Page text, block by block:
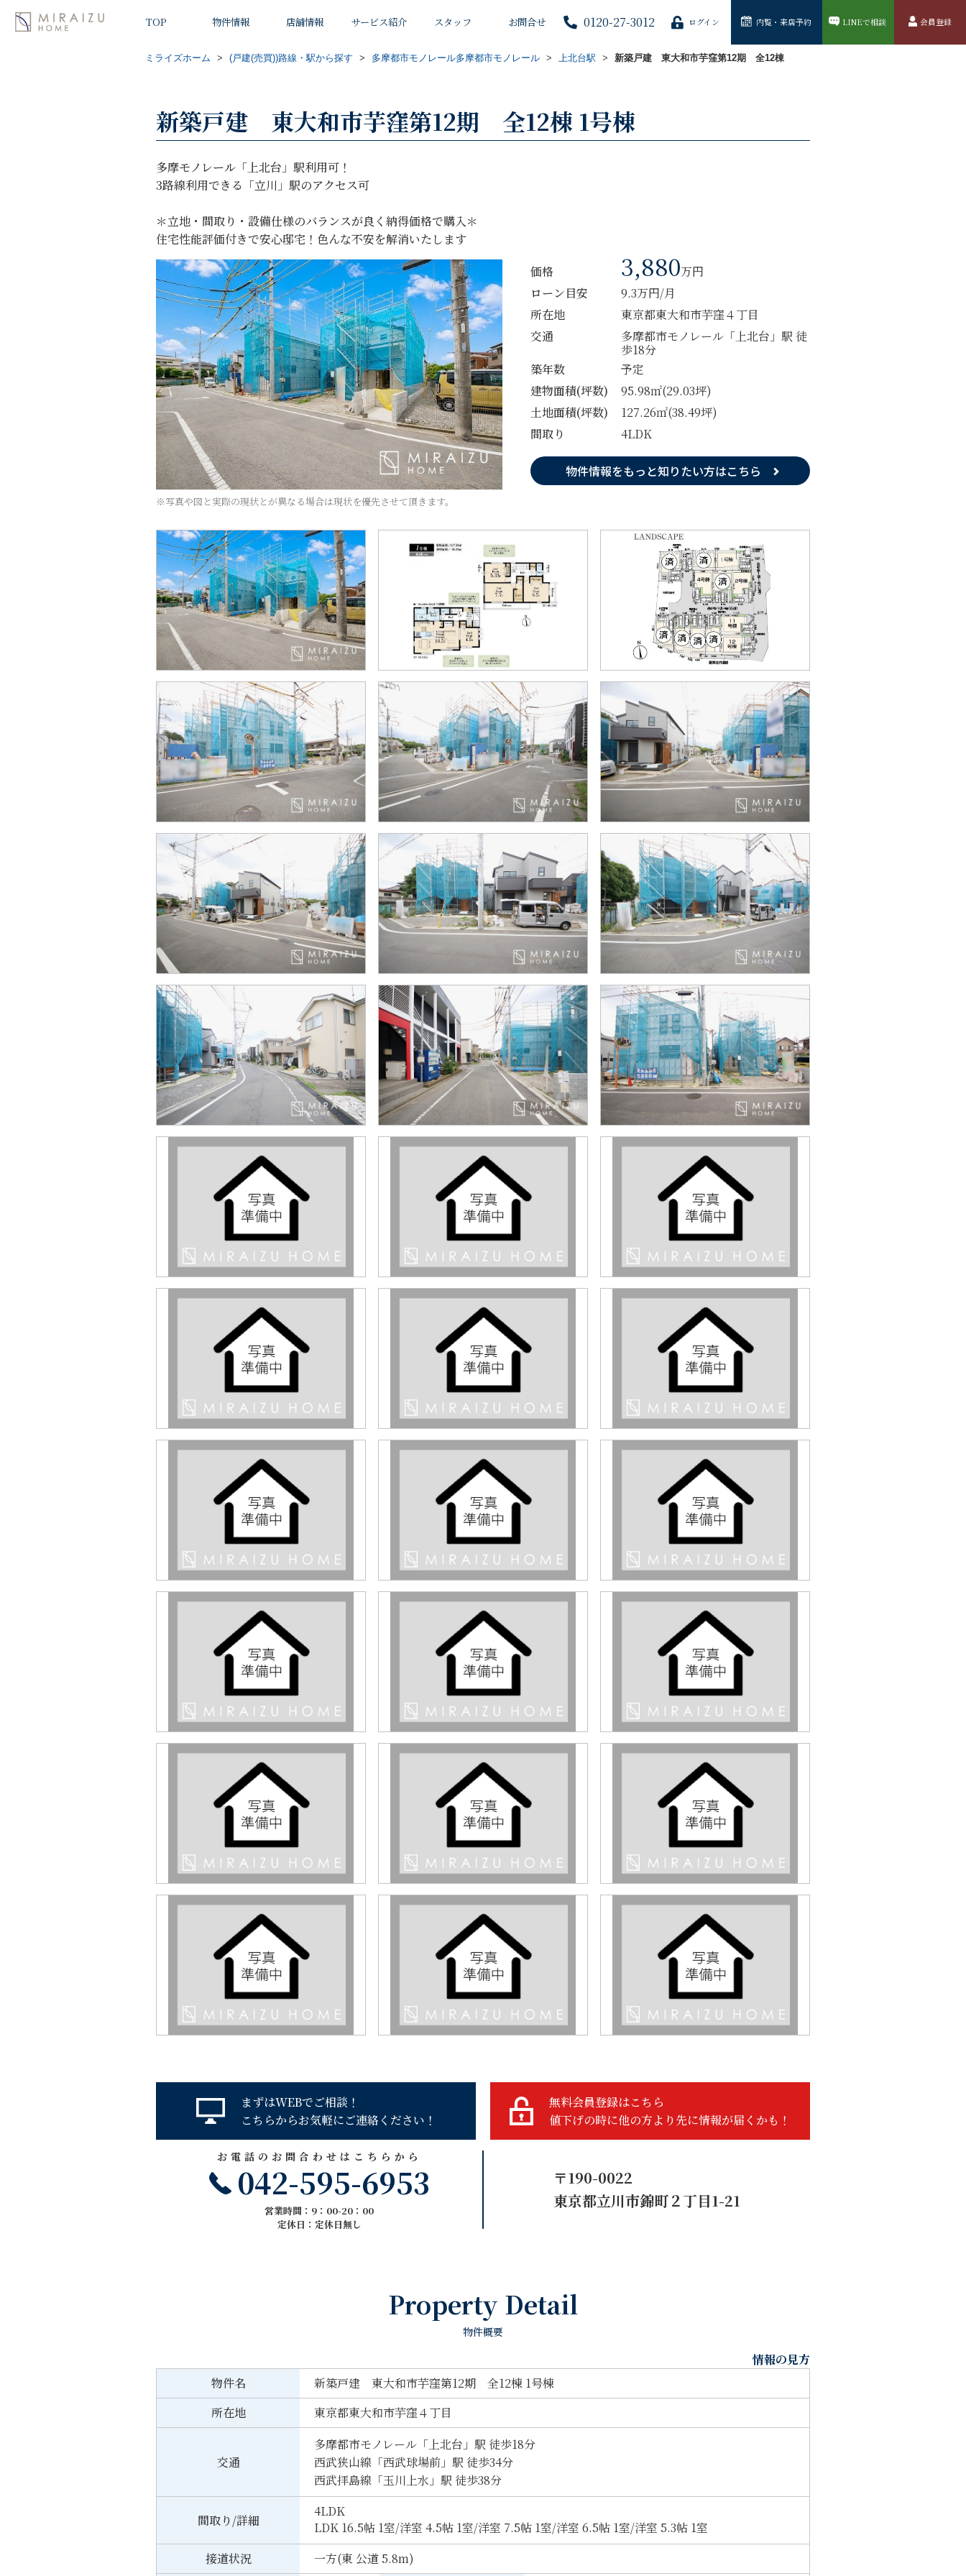
TOP 物件情報 店舗情報 サービス紹介 スタッフ お問合せ 0120-27-3012 ログイン 内覧・来店予約 LINEで相談 会員登録
ミライズホーム > (戸建(売買))路線・駅から探す > 多摩都市モノレール多摩都市モノレール > 上北台駅 > 新築戸建 東大和市芋窪第12期 全12棟
新築戸建 東大和市芋窪第12期 全12棟 1号棟
多摩モノレール「上北台」駅利用可！
3路線利用できる「立川」駅のアクセス可
＊立地・間取り・設備仕様のバランスが良く納得価格で購入＊
住宅性能評価付きで安心邸宅！色んな不安を解消いたします
※写真や図と実際の現状とが異なる場合は現状を優先させて頂きます。
価格 3,880万円
ローン目安
9.3万円/月
所在地
東京都東大和市芋窪４丁目
交通
多摩都市モノレール「上北台」駅 徒
歩18分
築年数
予定
建物面積(坪数)
95.98㎡(29.03坪)
土地面積(坪数)
127.26㎡(38.49坪)
間取り
4LDK
物件情報をもっと知りたい方はこちら
まずはWEBでご相談！
こちらからお気軽にご連絡ください！
お電話のお問合わせはこちらから
042-595-6953
営業時間：9：00-20：00
定休日：定休日無し
無料会員登録はこちら
値下げの時に他の方より先に情報が届くかも！
〒190-0022
東京都立川市錦町２丁目1-21
Property Detail
物件概要
情報の見方
物件名
新築戸建 東大和市芋窪第12期 全12棟 1号棟
所在地
東京都東大和市芋窪４丁目
交通
多摩都市モノレール「上北台」駅 徒歩18分
西武狭山線「西武球場前」駅 徒歩34分
西武拝島線「玉川上水」駅 徒歩38分
間取り/詳細
4LDK
LDK 16.5帖 1室/洋室 4.5帖 1室/洋室 7.5帖 1室/洋室 6.5帖 1室/洋室 5.3帖 1室
接道状況
一方(東 公道 5.8m)